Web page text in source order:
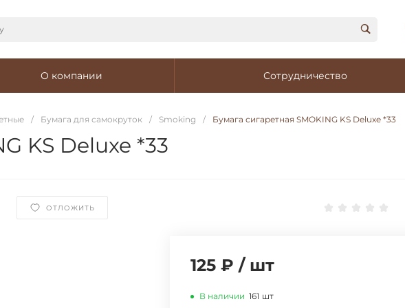
О компании Сотрудничество
/ Бумага для самокруток / Smoking / Бумага сигаретная SMOKING KS Deluxe *33
KS Deluxe *33
ОТЛОЖИТЬ
125 ₽ / шт
В наличии 161 шт